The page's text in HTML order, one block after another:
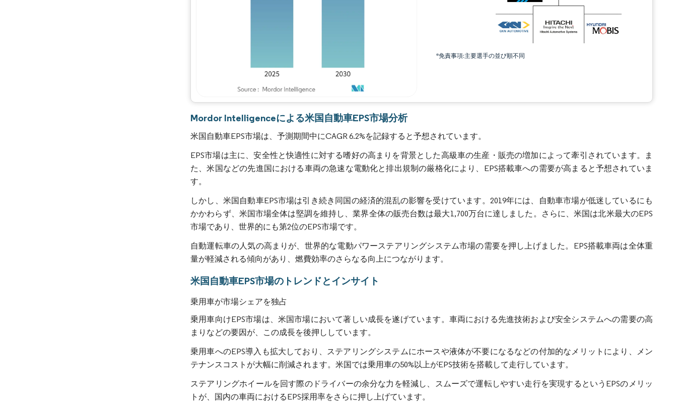
*免責事項:主要選手の並び順不同
Mordor Intelligenceによる米国自動車EPS市場分析
米国自動車EPS市場は、予測期間中にCAGR 6.2%を記録すると予想されています。
EPS市場は主に、安全性と快適性に対する嗜好の高まりを背景とした高級車の生産・販売の増加によって牽引されています。ま
た、米国などの先進国における車両の急速な電動化と排出規制の厳格化により、EPS搭載車への需要が高まると予想されていま
す。
しかし、米国自動車EPS市場は引き続き同国の経済的混乱の影響を受けています。2019年には、自動車市場が低迷しているにも
かかわらず、米国市場全体は堅調を維持し、業界全体の販売台数は最大1,700万台に達しました。さらに、米国は北米最大のEPS
市場であり、世界的にも第2位のEPS市場です。
自動運転車の人気の高まりが、世界的な電動パワーステアリングシステム市場の需要を押し上げました。EPS搭載車両は全体重
量が軽減される傾向があり、燃費効率のさらなる向上につながります。
米国自動車EPS市場のトレンドとインサイト
乗用車が市場シェアを独占
乗用車向けEPS市場は、米国市場において著しい成長を遂げています。車両における先進技術および安全システムへの需要の高
まりなどの要因が、この成長を後押ししています。
乗用車へのEPS導入も拡大しており、ステアリングシステムにホースや液体が不要になるなどの付加的なメリットにより、メン
テナンスコストが大幅に削減されます。米国では乗用車の50%以上がEPS技術を搭載して走行しています。
ステアリングホイールを回す際のドライバーの余分な力を軽減し、スムーズで運転しやすい走行を実現するというEPSのメリッ
トが、国内の車両におけるEPS採用率をさらに押し上げています。